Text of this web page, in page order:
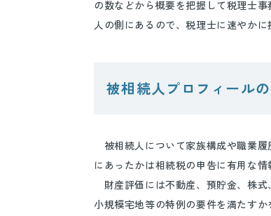
の数などから概要を把握して税理士
人の側にあるので、税理士に速やか
被相続人プロフィール
被相続人について家族構成や職業履
にあったかは相続税の申告に有用な情
財産評価には不動産、預貯金、株式
小規模宅地等の特例の要件を満たす